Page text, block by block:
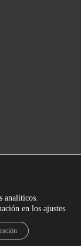
analíticos.
en los ajustes.